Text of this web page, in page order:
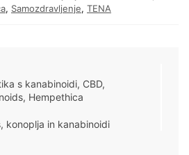
, Samozdravljenje, TENA
konoplja in kanabinoidi